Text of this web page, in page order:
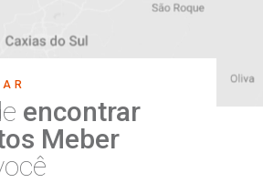
encontrar
Meber